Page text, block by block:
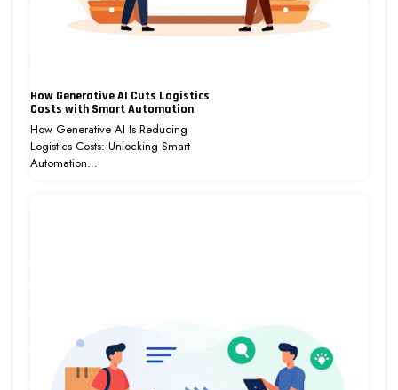
How Generative AI Cuts Logistics
Costs with Smart Automation
How Generative AI Is Reducing
Logistics Costs: Unlocking Smart
Automation…